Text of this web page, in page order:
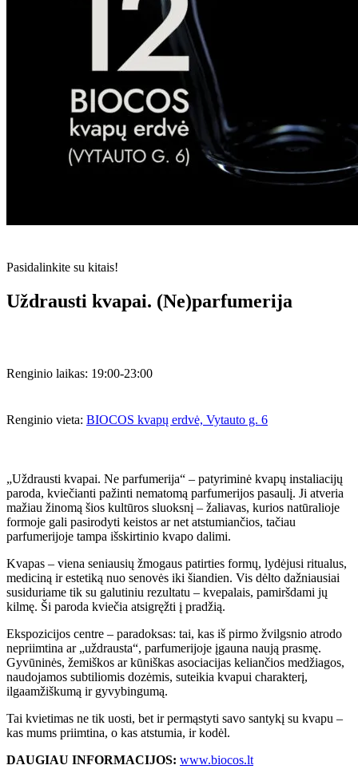
Pasidalinkite su kitais!
Uždrausti kvapai. (Ne)parfumerija
Renginio laikas: 19:00-23:00
Renginio vieta: BIOCOS kvapų erdvė, Vytauto g. 6
„Uždrausti kvapai. Ne parfumerija“ – patyriminė kvapų instaliacijų
paroda, kviečianti pažinti nematomą parfumerijos pasaulį. Ji atveria
mažiau žinomą šios kultūros sluoksnį – žaliavas, kurios natūralioje
formoje gali pasirodyti keistos ar net atstumiančios, tačiau
parfumerijoje tampa išskirtinio kvapo dalimi.
Kvapas – viena seniausių žmogaus patirties formų, lydėjusi ritualus,
mediciną ir estetiką nuo senovės iki šiandien. Vis dėlto dažniausiai
susiduriame tik su galutiniu rezultatu – kvepalais, pamiršdami jų
kilmę. Ši paroda kviečia atsigręžti į pradžią.
Ekspozicijos centre – paradoksas: tai, kas iš pirmo žvilgsnio atrodo
nepriimtina ar „uždrausta“, parfumerijoje įgauna naują prasmę.
Gyvūninės, žemiškos ar kūniškas asociacijas keliančios medžiagos,
naudojamos subtiliomis dozėmis, suteikia kvapui charakterį,
ilgaamžiškumą ir gyvybingumą.
Tai kvietimas ne tik uosti, bet ir permąstyti savo santykį su kvapu –
kas mums priimtina, o kas atstumia, ir kodėl.
DAUGIAU INFORMACIJOS: www.biocos.lt